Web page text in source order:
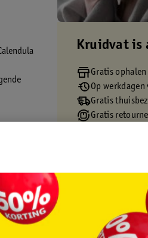
Kruidvat is
Gratis
Op
Gratis
Gratis
Gratis